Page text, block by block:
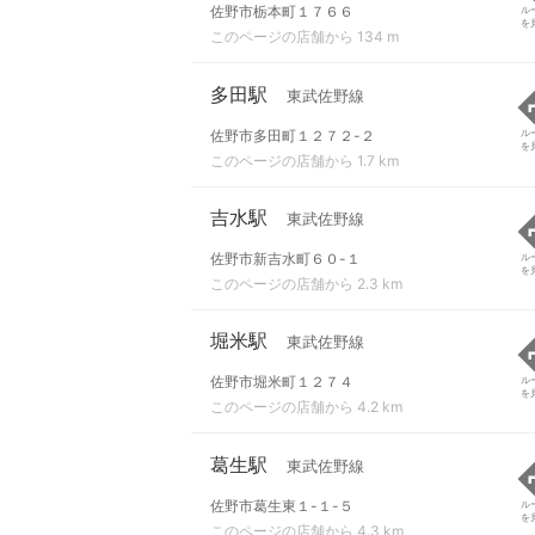
佐野市栃本町１７６６
このページの店舗から 134 m
ル
を
多田駅 東武佐野線
佐野市多田町１２７２-２
このページの店舗から 1.7 km
ル
を
吉水駅 東武佐野線
佐野市新吉水町６０-１
このページの店舗から 2.3 km
ル
を
堀米駅 東武佐野線
佐野市堀米町１２７４
このページの店舗から 4.2 km
ル
を
葛生駅 東武佐野線
佐野市葛生東１-１-５
このページの店舗から 4.3 km
ル
を